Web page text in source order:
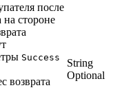
после
стороне
Success
возврата
String
Optional